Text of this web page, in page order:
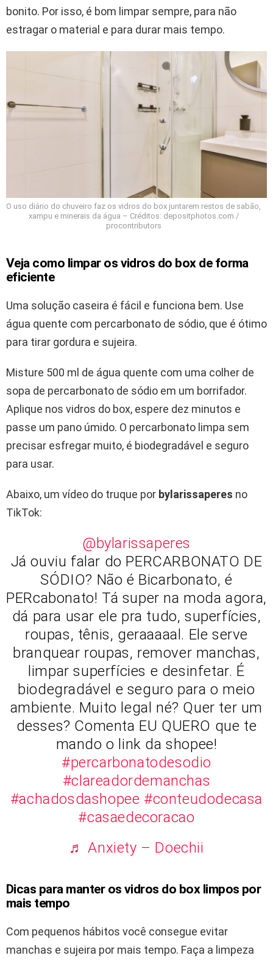
bonito. Por isso, é bom limpar sempre, para não
estragar o material e para durar mais tempo.
O uso diário do chuveiro faz os vidros do box juntarem restos de sabão,
xampu e minerais da água – Créditos: depositphotos.com /
procontributors
Veja como limpar os vidros do box de forma
eficiente
Uma solução caseira é fácil e funciona bem. Use
água quente com percarbonato de sódio, que é ótimo
para tirar gordura e sujeira.
Misture 500 ml de água quente com uma colher de
sopa de percarbonato de sódio em um borrifador.
Aplique nos vidros do box, espere dez minutos e
passe um pano úmido. O percarbonato limpa sem
precisar esfregar muito, é biodegradável e seguro
para usar.
Abaixo, um vídeo do truque por bylarissaperes no
TikTok:
@bylarissaperes
Já ouviu falar do PERCARBONATO DE
SÓDIO? Não é Bicarbonato, é
PERcabonato! Tá super na moda agora,
dá para usar ele pra tudo, superfícies,
roupas, tênis, geraaaaal. Ele serve
branquear roupas, remover manchas,
limpar superfícies e desinfetar. É
biodegradável e seguro para o meio
ambiente. Muito legal né? Quer ter um
desses? Comenta EU QUERO que te
mando o link da shopee!
#percarbonatodesodio
#clareadordemanchas
#achadosdashopee #conteudodecasa
#casaedecoracao
♬ Anxiety – Doechii
Dicas para manter os vidros do box limpos por
mais tempo
Com pequenos hábitos você consegue evitar
manchas e sujeira por mais tempo. Faça a limpeza